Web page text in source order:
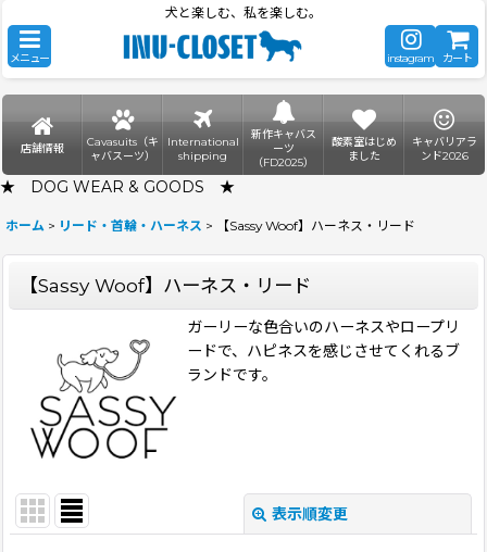
犬と楽しむ、私を楽しむ。
メニュー instagram カート
店舗情報
Cavasuits（キ
ャバスーツ）
International
shipping
新作キャバス
ーツ
（FD2025）
酸素室はじめ
ました
キャバリアラ
ンド2026
★ DOG WEAR & GOODS ★
ホーム > リード・首輪・ハーネス > 【Sassy Woof】ハーネス・リード
【Sassy Woof】ハーネス・リード
ガーリーな色合いのハーネスやロープリ
ードで、ハピネスを感じさせてくれるブ
ランドです。
表示順変更